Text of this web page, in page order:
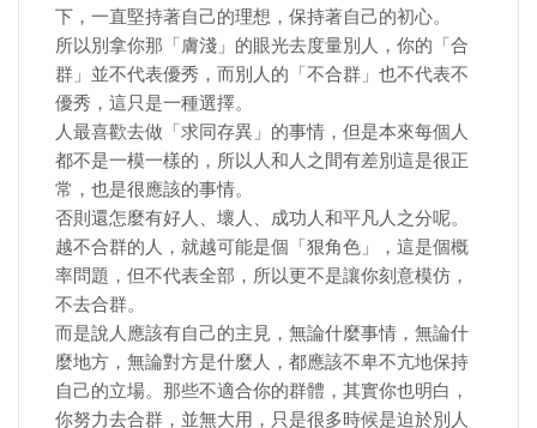
下，一直堅持著自己的理想，保持著自己的初心。
所以別拿你那「膚淺」的眼光去度量別人，你的「合
群」並不代表優秀，而別人的「不合群」也不代表不
優秀，這只是一種選擇。
人最喜歡去做「求同存異」的事情，但是本來每個人
都不是一模一樣的，所以人和人之間有差別這是很正
常，也是很應該的事情。
否則還怎麼有好人、壞人、成功人和平凡人之分呢。
越不合群的人，就越可能是個「狠角色」，這是個概
率問題，但不代表全部，所以更不是讓你刻意模仿，
不去合群。
而是說人應該有自己的主見，無論什麼事情，無論什
麼地方，無論對方是什麼人，都應該不卑不亢地保持
自己的立場。那些不適合你的群體，其實你也明白，
你努力去合群，並無大用，只是很多時候是迫於別人